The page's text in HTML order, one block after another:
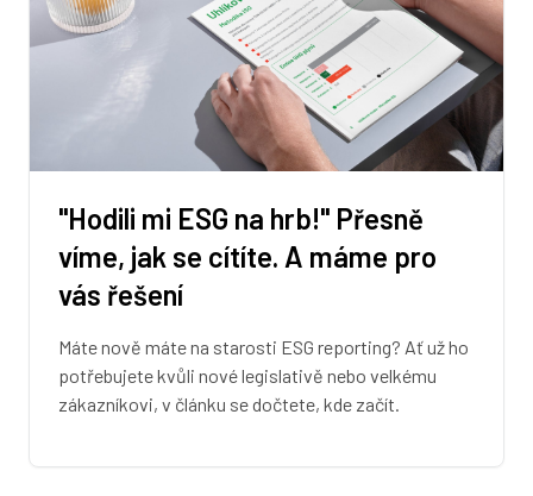
"Hodili mi ESG na hrb!" Přesně
víme, jak se cítíte. A máme pro
vás řešení
Máte nově máte na starosti ESG reporting? Ať už ho
potřebujete kvůli nové legislativě nebo velkému
zákazníkovi, v článku se dočtete, kde začít.